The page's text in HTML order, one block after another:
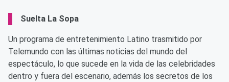
Suelta La Sopa
Un programa de entretenimiento Latino trasmitido por
Telemundo con las últimas noticias del mundo del
espectáculo, lo que sucede en la vida de las celebridades
dentro y fuera del escenario, además los secretos de los